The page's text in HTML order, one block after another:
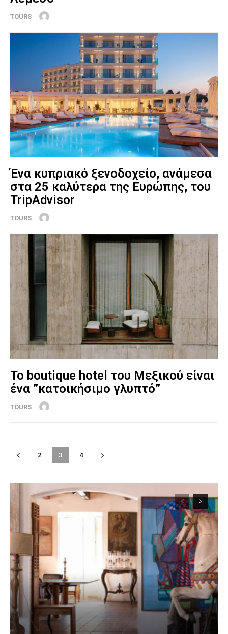
TOURS
Ένα κυπριακό ξενοδοχείο, ανάμεσα
στα 25 καλύτερα της Ευρώπης, του
TripAdvisor
TOURS
Το boutique hotel του Μεξικού είναι
ένα ”κατοικήσιμο γλυπτό”
TOURS
2 3 4